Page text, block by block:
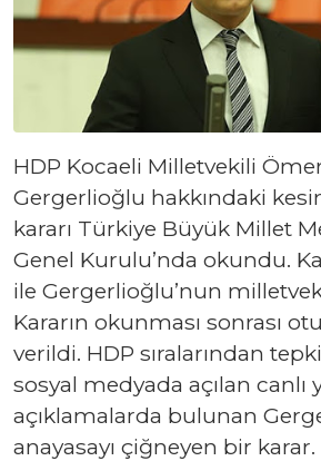
HDP Kocaeli Milletvekili
Gergerlioğlu hakkındaki
kararı Türkiye Büyük Millet
Genel Kurulu’nda okundu.
ile Gergerlioğlu’nun
Kararın okunması sonrası
verildi. HDP sıralarından
sosyal medyada açılan canlı
açıklamalarda bulunan
anayasayı çiğneyen bir